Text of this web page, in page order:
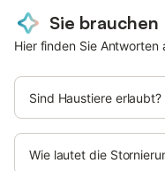
Sie brauchen
Hier finden Sie
Sind Haustiere erlaubt?
Wie lautet die